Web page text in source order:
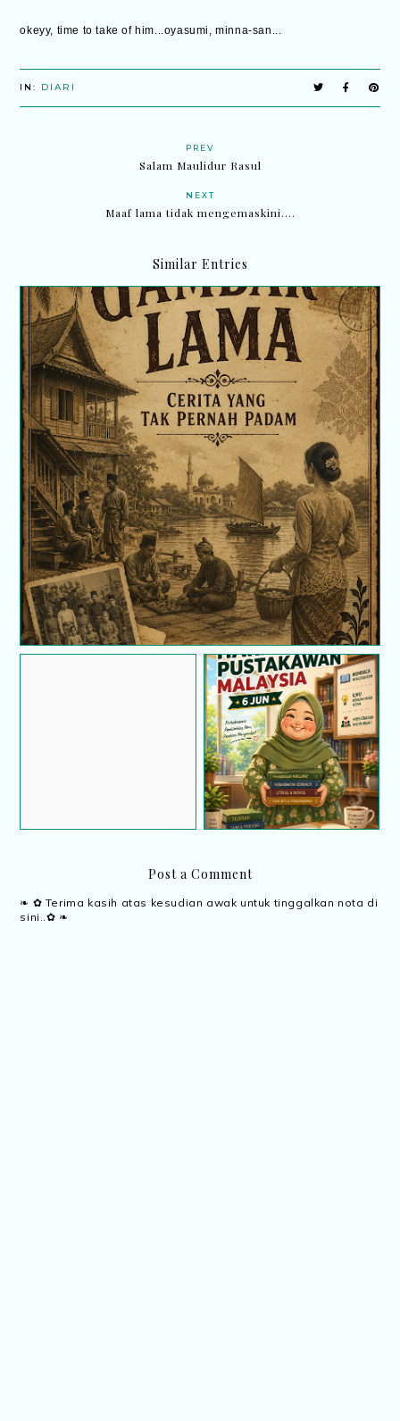
okeyy, time to take of him...oyasumi, minna-san...
IN: DIARI
PREV
Salam Maulidur Rasul
NEXT
Maaf lama tidak mengemaskini....
Similar Entries
Gambar lama, cerita yang tak pernah padam
Hari Pustakawan 6 Jun :
Perjalanan cerita saya
sebagai seorang
Pembantu Pustakawan
Post a Comment
❧ ✿ Terima kasih atas kesudian awak untuk tinggalkan nota di
sini..✿ ❧